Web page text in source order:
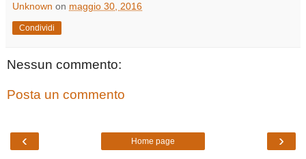
Unknown on maggio 30, 2016
Condividi
Nessun commento:
Posta un commento
‹ ›
Home page